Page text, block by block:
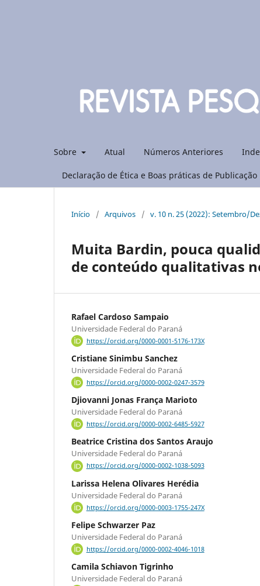
Sobre Atual Números Anteriores
Declaração de Ética e Boas práticas de Publicação
Início / Arquivos / v. 10 n. 25 (2022): Setembro/
Muita Bardin, pouca
de conteúdo qualitativas
Rafael Cardoso Sampaio
Universidade Federal do Paraná
https://orcid.org/0000-0001-5176-173X
Cristiane Sinimbu Sanchez
Universidade Federal do Paraná
https://orcid.org/0000-0002-0247-3579
Djiovanni Jonas França Marioto
Universidade Federal do Paraná
https://orcid.org/0000-0002-6485-5927
Beatrice Cristina dos Santos Araujo
Universidade Federal do Paraná
https://orcid.org/0000-0002-1038-5093
Larissa Helena Olivares Herédia
Universidade Federal do Paraná
https://orcid.org/0000-0003-1755-247X
Felipe Schwarzer Paz
Universidade Federal do Paraná
https://orcid.org/0000-0002-4046-1018
Camila Schiavon Tigrinho
Universidade Federal do Paraná